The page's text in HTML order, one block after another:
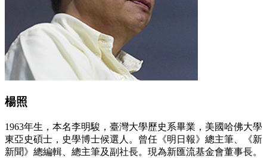
楊照
1963年生，本名李明駿，臺灣大學歷史系畢業，美國哈佛大學
東亞史碩士，史學博士候選人。曾任《明日報》總主筆、《新
新聞》總編輯、總主筆及副社長。現為新匯流基金會董事長。